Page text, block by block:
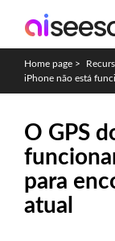
Home page >
iPhone não está
O GPS
para
atual